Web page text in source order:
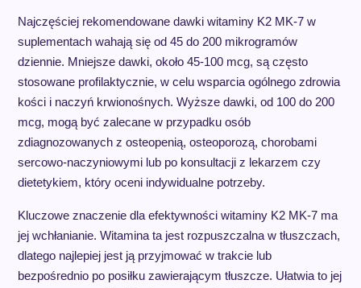
Najczęściej rekomendowane dawki witaminy K2 MK-7 w
suplementach wahają się od 45 do 200 mikrogramów
dziennie. Mniejsze dawki, około 45-100 mcg, są często
stosowane profilaktycznie, w celu wsparcia ogólnego zdrowia
kości i naczyń krwionośnych. Wyższe dawki, od 100 do 200
mcg, mogą być zalecane w przypadku osób
zdiagnozowanych z osteopenią, osteoporozą, chorobami
sercowo-naczyniowymi lub po konsultacji z lekarzem czy
dietetykiem, który oceni indywidualne potrzeby.
Kluczowe znaczenie dla efektywności witaminy K2 MK-7 ma
jej wchłanianie. Witamina ta jest rozpuszczalna w tłuszczach,
dlatego najlepiej jest ją przyjmować w trakcie lub
bezpośrednio po posiłku zawierającym tłuszcze. Ułatwia to jej